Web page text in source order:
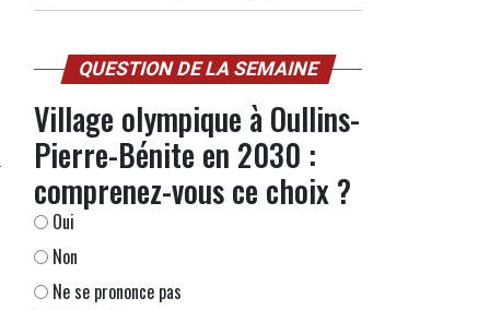
QUESTION DE LA SEMAINE
Village olympique à Oullins-
Pierre-Bénite en 2030 :
comprenez-vous ce choix ?
Oui
Non
Ne se prononce pas